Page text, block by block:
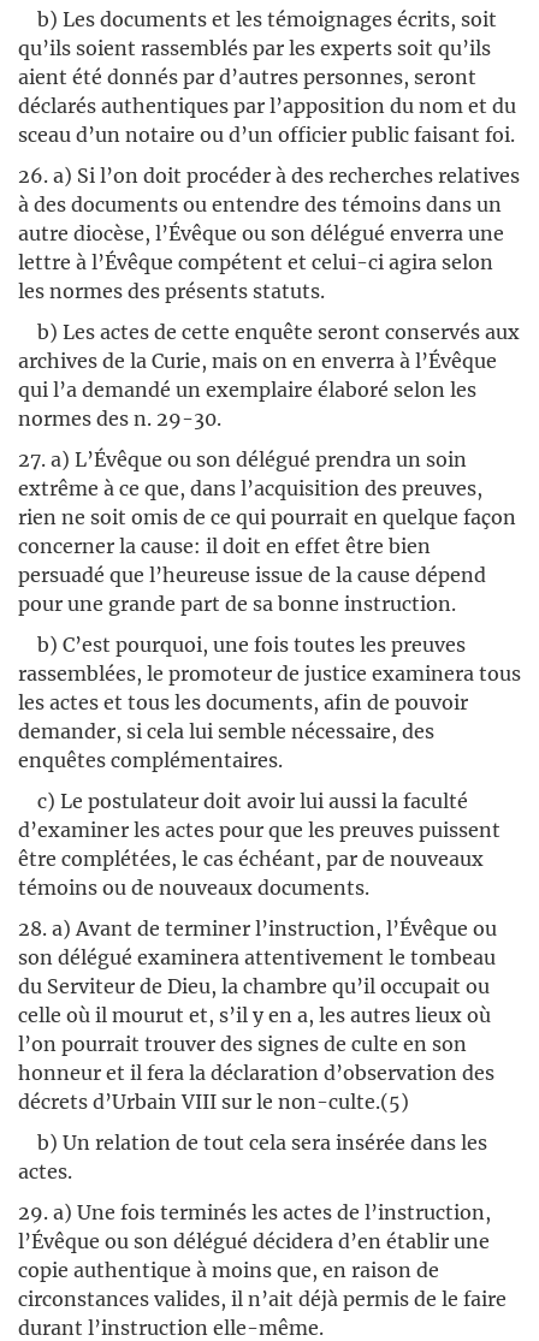
b) Les documents et les témoignages écrits, soit
qu’ils soient rassemblés par les experts soit qu’ils
aient été donnés par d’autres personnes, seront
déclarés authentiques par l’apposition du nom et du
sceau d’un notaire ou d’un officier public faisant foi.
26. a) Si l’on doit procéder à des recherches relatives
à des documents ou entendre des témoins dans un
autre diocèse, l’Évêque ou son délégué enverra une
lettre à l’Évêque compétent et celui-ci agira selon
les normes des présents statuts.
b) Les actes de cette enquête seront conservés aux
archives de la Curie, mais on en enverra à l’Évêque
qui l’a demandé un exemplaire élaboré selon les
normes des n. 29-30.
27. a) L’Évêque ou son délégué prendra un soin
extrême à ce que, dans l’acquisition des preuves,
rien ne soit omis de ce qui pourrait en quelque façon
concerner la cause: il doit en effet être bien
persuadé que l’heureuse issue de la cause dépend
pour une grande part de sa bonne instruction.
b) C’est pourquoi, une fois toutes les preuves
rassemblées, le promoteur de justice examinera tous
les actes et tous les documents, afin de pouvoir
demander, si cela lui semble nécessaire, des
enquêtes complémentaires.
c) Le postulateur doit avoir lui aussi la faculté
d’examiner les actes pour que les preuves puissent
être complétées, le cas échéant, par de nouveaux
témoins ou de nouveaux documents.
28. a) Avant de terminer l’instruction, l’Évêque ou
son délégué examinera attentivement le tombeau
du Serviteur de Dieu, la chambre qu’il occupait ou
celle où il mourut et, s’il y en a, les autres lieux où
l’on pourrait trouver des signes de culte en son
honneur et il fera la déclaration d’observation des
décrets d’Urbain VIII sur le non-culte.(5)
b) Un relation de tout cela sera insérée dans les
actes.
29. a) Une fois terminés les actes de l’instruction,
l’Évêque ou son délégué décidera d’en établir une
copie authentique à moins que, en raison de
circonstances valides, il n’ait déjà permis de le faire
durant l’instruction elle-même.